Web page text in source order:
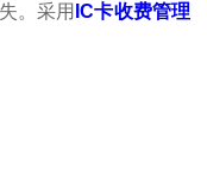
。采用 IC卡收费管理